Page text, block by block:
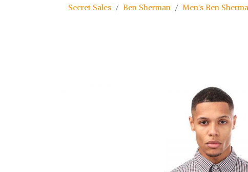
Secret Sales Ben Sherman Men's Ben